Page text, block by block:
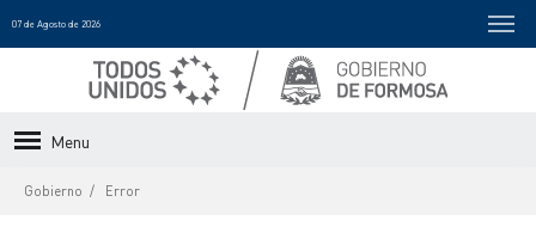
07 de Agosto de 2026
Menu
Gobierno Error